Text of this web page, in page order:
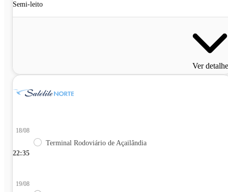
Semi-leito
Ver
22:35
18/08
Terminal Rodoviário de Açailândia
19/08